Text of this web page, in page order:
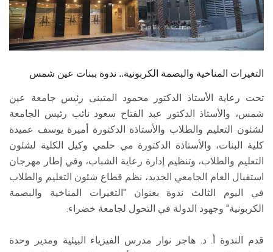
الخريجين
الموظفون
الزائـرون
سجل الان
التغيرات المناخية والبصمة الكربونية.. ندوة ببنات عين شمس
تحت رعاية الأستاذ الدكتور محمود المتينى رئيس جامعة عين
شمس، والأستاذ الدكتور عبد الفتاح سعود نائب رئيس الجامعة
لشئون التعليم والطلاب والأستاذة الدكتورة أميرة يوسف عميدة
كلية البنات، والأستاذة الدكتورة مي حلمي وكيل الكلية لشئون
التعليم والطلاب، وتنظيم إدارة رعاية الشباب، وفي إطار مهرجان
استقبال العام الجامعي الجديد، نظم قطاع شئون التعليم والطلاب
في اليوم الثالث ندوة بعنوان "التغيرات المناخية والبصمة
الكربونية" وجهود الدولة في التحول لجامعة خضراء.
قدم الندوة أ. د. هاجر نوار مدرس الفيزياء البيئية ومدير وحدة